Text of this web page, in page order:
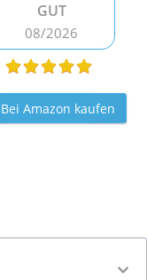
GUT
08/2026
Bei Amazon kaufen